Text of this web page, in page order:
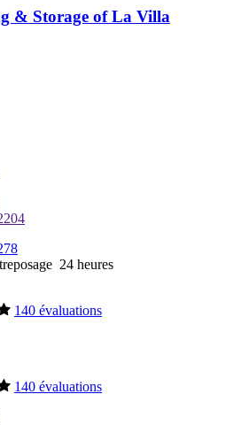
& Storage of La Villa
24 heures
140 évaluations
140 évaluations